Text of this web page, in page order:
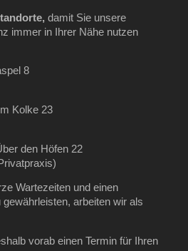
damit Sie unsere
immer in Ihrer Nähe nutzen
8
Kolke 23
den Höfen 22
Wartezeiten und einen
arbeiten wir als
vorab einen Termin für Ihren